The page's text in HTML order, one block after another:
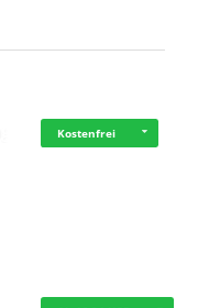
Kostenfrei